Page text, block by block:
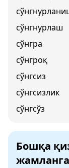
сўнгнурлаш
сўнгра
сўнгроқ
сўнгсиз
сўнгсизлик
сўнгсўз
Бошқа